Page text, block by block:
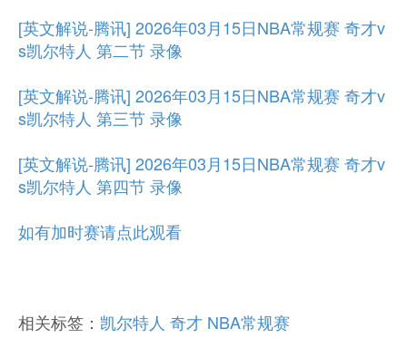
[英文解说-腾讯] 2026年03月15日NBA常规赛 奇才v
s凯尔特人 第二节 录像
[英文解说-腾讯] 2026年03月15日NBA常规赛 奇才v
s凯尔特人 第三节 录像
[英文解说-腾讯] 2026年03月15日NBA常规赛 奇才v
s凯尔特人 第四节 录像
如有加时赛请点此观看
相关标签： 凯尔特人 奇才 NBA常规赛